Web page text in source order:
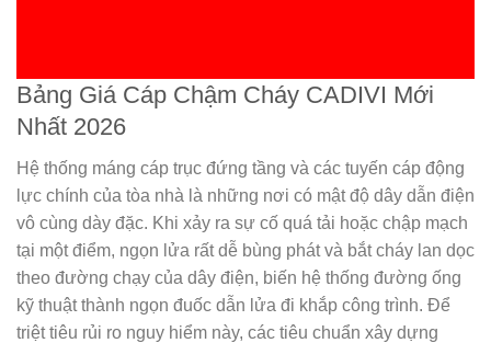
Bảng Giá Cáp Chậm Cháy CADIVI Mới
Nhất 2026
Hệ thống máng cáp trục đứng tầng và các tuyến cáp động
lực chính của tòa nhà là những nơi có mật độ dây dẫn điện
vô cùng dày đặc. Khi xảy ra sự cố quá tải hoặc chập mạch
tại một điểm, ngọn lửa rất dễ bùng phát và bắt cháy lan dọc
theo đường chạy của dây điện, biến hệ thống đường ống
kỹ thuật thành ngọn đuốc dẫn lửa đi khắp công trình. Để
triệt tiêu rủi ro nguy hiểm này, các tiêu chuẩn xây dựng